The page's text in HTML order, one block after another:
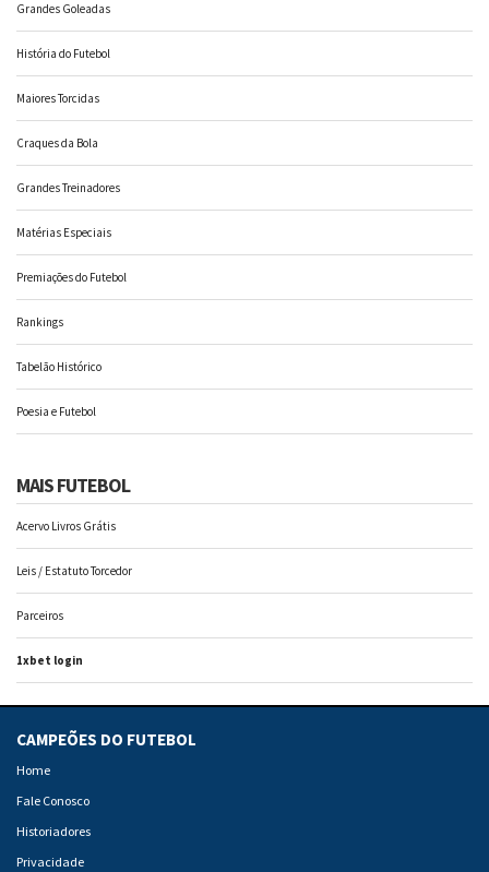
Grandes Goleadas
História do Futebol
Maiores Torcidas
Craques da Bola
Grandes Treinadores
Matérias Especiais
Premiações do Futebol
Rankings
Tabelão Histórico
Poesia e Futebol
MAIS FUTEBOL
Acervo Livros Grátis
Leis / Estatuto Torcedor
Parceiros
1xbet login
CAMPEÕES DO FUTEBOL
Home
Fale Conosco
Historiadores
Privacidade